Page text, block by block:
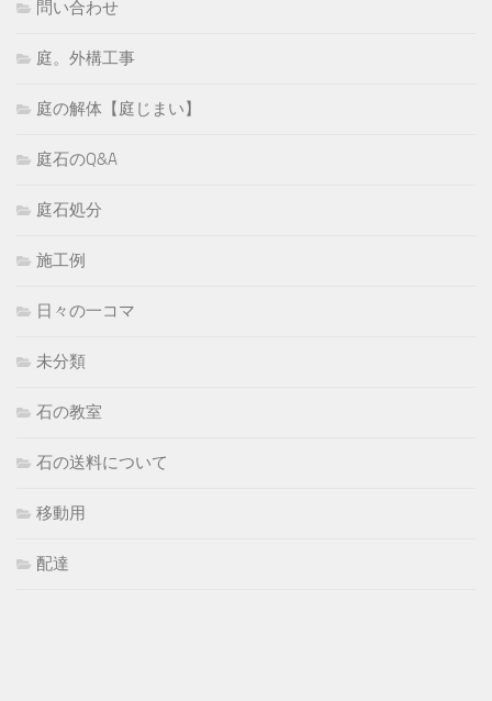
問い合わせ
庭。外構工事
庭の解体【庭じまい】
庭石のQ&A
庭石処分
施工例
日々の一コマ
未分類
石の教室
石の送料について
移動用
配達